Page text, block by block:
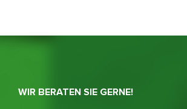
WIR BERATEN SIE GERNE!